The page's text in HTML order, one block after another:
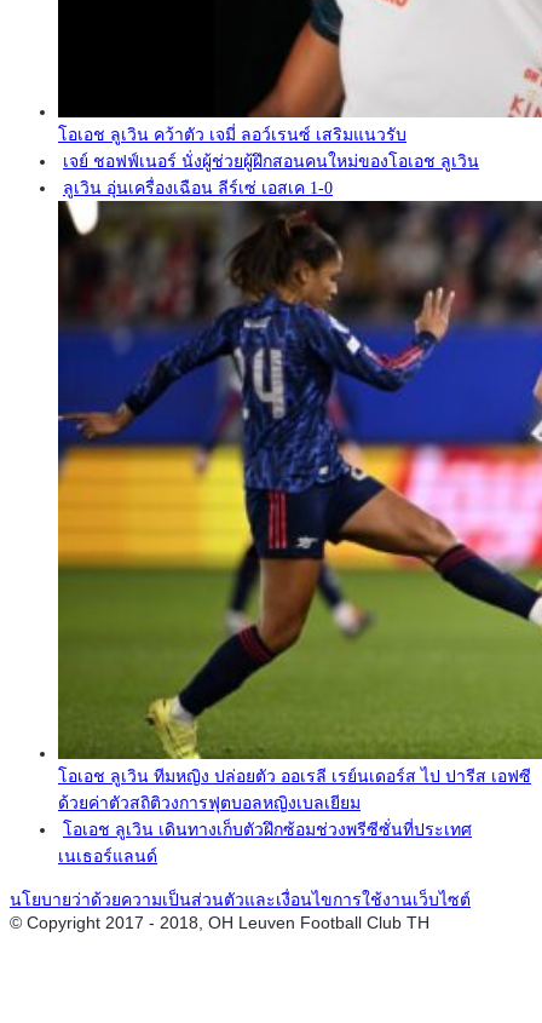
โอเอช ลูเวิน คว้าตัว เจมี่ ลอว์เรนซ์ เสริมแนวรับ
เจย์ ชอฟฟ์เนอร์ นั่งผู้ช่วยผู้ฝึกสอนคนใหม่ของโอเอช ลูเวิน
ลูเวิน อุ่นเครื่องเฉือน ลีร์เซ่ เอสเค 1-0
โอเอช ลูเวิน ทีมหญิง ปล่อยตัว ออเรลี เรย์นเดอร์ส ไป ปารีส เอฟซี
ด้วยค่าตัวสถิติวงการฟุตบอลหญิงเบลเยียม
โอเอช ลูเวิน เดินทางเก็บตัวฝึกซ้อมช่วงพรีซีซั่นที่ประเทศ
เนเธอร์แลนด์
นโยบายว่าด้วยความเป็นส่วนตัวและเงื่อนไขการใช้งานเว็บไซต์
© Copyright 2017 - 2018, OH Leuven Football Club TH